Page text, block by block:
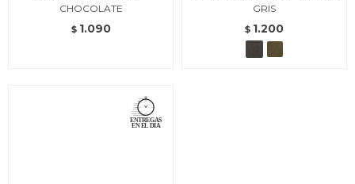
CHOCOLATE
$ 1.090
GRIS
$ 1.200